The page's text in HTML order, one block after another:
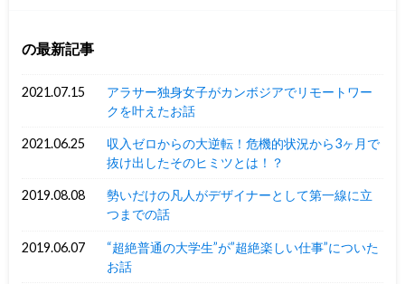
の最新記事
2021.07.15
アラサー独身女子がカンボジアでリモートワー
クを叶えたお話
2021.06.25
収入ゼロからの大逆転！危機的状況から3ヶ月で
抜け出したそのヒミツとは！？
2019.08.08
勢いだけの凡人がデザイナーとして第一線に立
つまでの話
2019.06.07
“超絶普通の大学生”が”超絶楽しい仕事”についた
お話